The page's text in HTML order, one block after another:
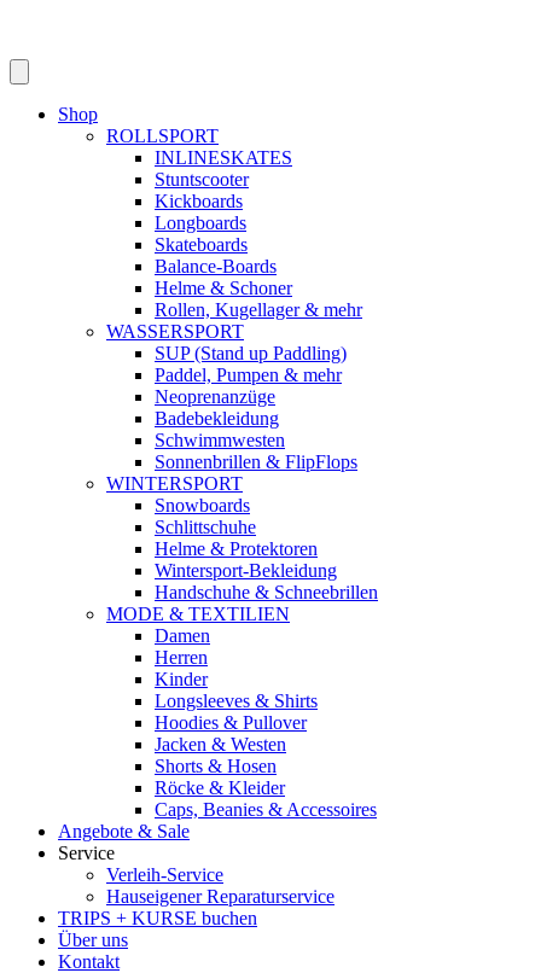
Shop
ROLLSPORT
INLINESKATES
Stuntscooter
Kickboards
Longboards
Skateboards
Balance-Boards
Helme & Schoner
Rollen, Kugellager & mehr
WASSERSPORT
SUP (Stand up Paddling)
Paddel, Pumpen & mehr
Neoprenanzüge
Badebekleidung
Schwimmwesten
Sonnenbrillen & FlipFlops
WINTERSPORT
Snowboards
Schlittschuhe
Helme & Protektoren
Wintersport-Bekleidung
Handschuhe & Schneebrillen
MODE & TEXTILIEN
Damen
Herren
Kinder
Longsleeves & Shirts
Hoodies & Pullover
Jacken & Westen
Shorts & Hosen
Röcke & Kleider
Caps, Beanies & Accessoires
Angebote & Sale
Service
Verleih-Service
Hauseigener Reparaturservice
TRIPS + KURSE buchen
Über uns
Kontakt